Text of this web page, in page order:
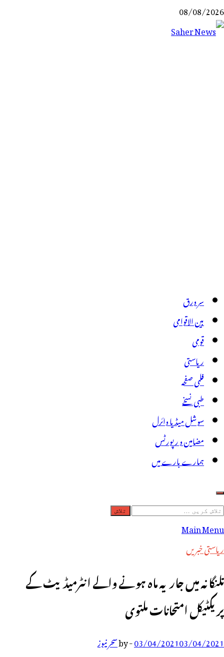
Skip
to
08/08/2026
سر ورق
بین الاقوامی
قومی
ریاستی
فلمی صفحہ
طبی نسخے
سوشل میڈیا وائرل
مضامین و رپورٹس
ہمارے بارے میں
تلاش
کریں
برائے:
Main Menu
ریاستی خبریں
تلنگانہ میں جاریہ ماہ ہونے والے انٹرمیڈیٹ کے
پریکٹیکل امتحانات ملتوی
03/04/202103/04/2021
-
byسحر نیوز